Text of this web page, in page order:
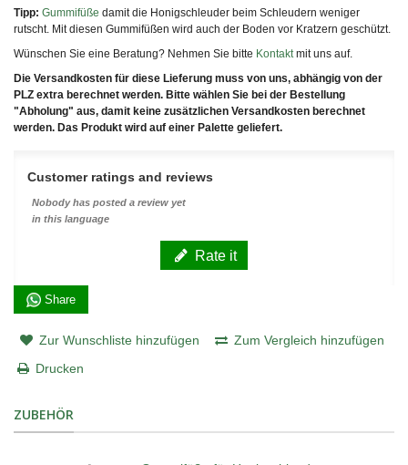
Tipp: Gummifüße damit die Honigschleuder beim Schleudern weniger
rutscht. Mit diesen Gummifüßen wird auch der Boden vor Kratzern geschützt.
Wünschen Sie eine Beratung? Nehmen Sie bitte Kontaktmit uns auf.
Die Versandkosten für diese Lieferung muss von uns, abhängig von der
PLZ extra berechnet werden. Bitte wählen Sie bei der Bestellung
"Abholung" aus, damit keine zusätzlichen Versandkosten berechnet
werden. Das Produkt wird auf einer Palette geliefert.
Customer ratings and reviews
Nobody has posted a review yet
in this language
Rate it
Share
Zur Wunschliste hinzufügen
Zum Vergleich hinzufügen
Drucken
ZUBEHÖR